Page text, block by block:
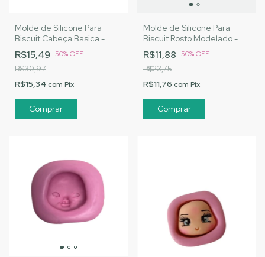
Molde de Silicone Para
Biscuit Cabeça Basica -
MJ|Cód. 2506
R$15,49-50%OFF
R$30,97
R$15,34 com Pix
Molde de Silicone Para
Biscuit Rosto Modelado -
MJ Artesanatos|Cód. 2205
R$11,88 -50%OFF
R$23,75
R$11,76 com Pix